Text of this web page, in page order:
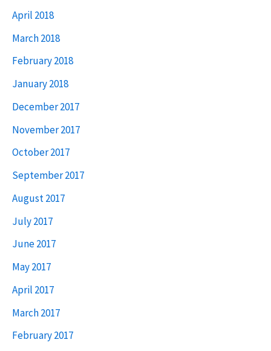
April 2018
March 2018
February 2018
January 2018
December 2017
November 2017
October 2017
September 2017
August 2017
July 2017
June 2017
May 2017
April 2017
March 2017
February 2017